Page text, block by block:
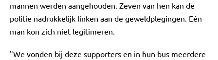
mannen werden aangehouden. Zeven van hen kan de
politie nadrukkelijk linken aan de geweldplegingen. Eén
man kon zich niet legitimeren.
"We vonden bij deze supporters en in hun bus meerdere